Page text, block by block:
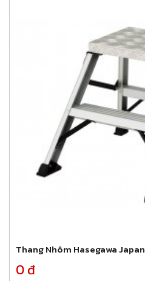
Thang Nhôm Hasegawa Japan
0 đ